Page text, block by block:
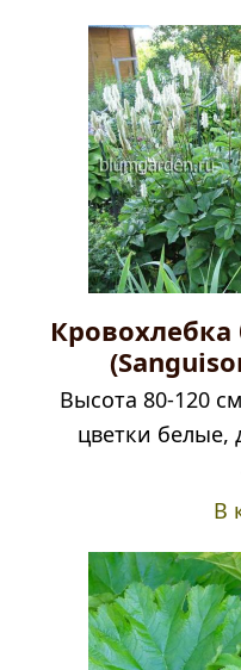
Кровохлебка
Высота 80-120
цветки белые,
В